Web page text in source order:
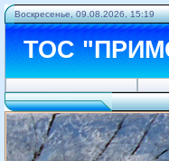
Воскресенье, 09.08.2026, 15:19
ТОС